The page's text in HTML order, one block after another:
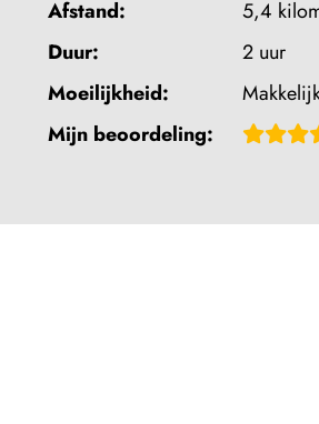
Afstand:
5,4
Duur:
2 uur
Moeilijkheid:
Mijn beoordeling: